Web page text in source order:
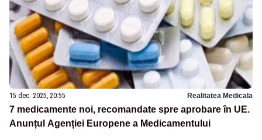
15 dec. 2025, 20:55 Realitatea Medicala
7 medicamente noi, recomandate spre aprobare în UE.
Anunțul Agenției Europene a Medicamentului